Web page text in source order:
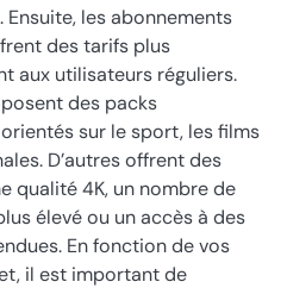
les abonnements
des tarifs plus
aux utilisateurs réguliers.
des packs
sur le sport, les films
D’autres offrent des
qualité 4K, un nombre de
élevé ou un accès à des
En fonction de vos
il est important de